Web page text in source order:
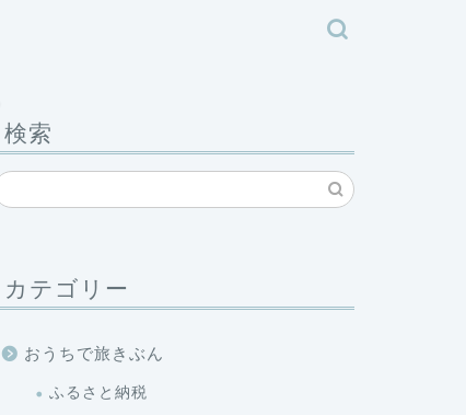
検索
カテゴリー
おうちで旅きぶん
ふるさと納税